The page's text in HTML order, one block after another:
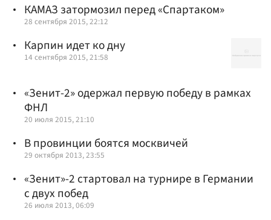
КАМАЗ затормозил перед «Спартаком»
28 сентября 2015, 22:12
Карпин идет ко дну
14 сентября 2015, 21:58
«Зенит-2» одержал первую победу в рамках
ФНЛ
20 июля 2015, 21:10
В провинции боятся москвичей
29 октября 2013, 23:55
«Зенит»-2 стартовал на турнире в Германии
с двух побед
26 июля 2013, 06:09